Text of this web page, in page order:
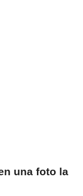
una foto la